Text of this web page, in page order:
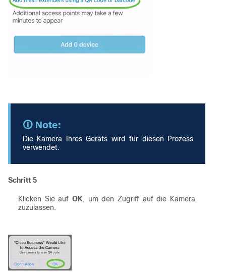
Die Kamera Ihres Geräts wird für diesen Prozess
verwendet.
Schritt 5
Klicken Sie aufOK, um den Zugriff auf die Kamera
zuzulassen.